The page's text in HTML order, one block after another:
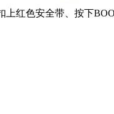
红色安全带、按下